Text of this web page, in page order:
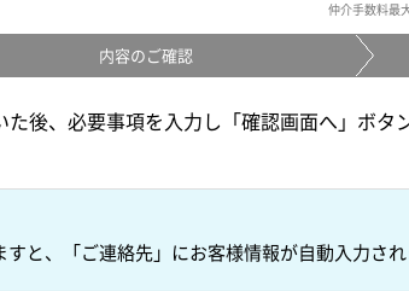
仲介手数料最
内容のご確認
た後、必要事項を入力し「確認画面へ」ボタ
と、「ご連絡先」にお客様情報が自動入力され